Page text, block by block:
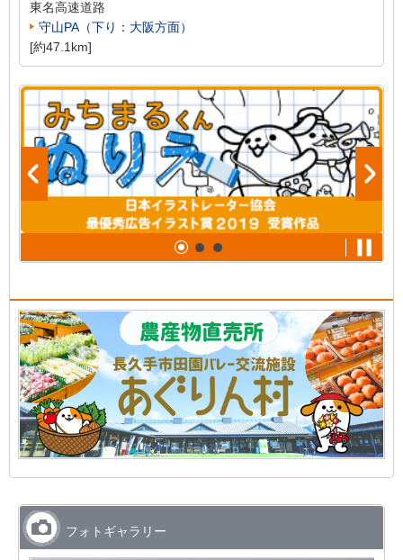
東名高速道路
守山PA（下り：大阪方面）
[約47.1km]
フォトギャラリー